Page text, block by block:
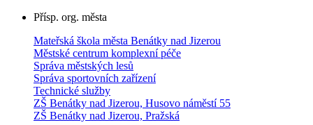
Přísp. org. města
Mateřská škola města Benátky nad Jizerou
Městské centrum komplexní péče
Správa městských lesů
Správa sportovních zařízení
Technické služby
ZŠ Benátky nad Jizerou, Husovo náměstí 55
ZŠ Benátky nad Jizerou, Pražská